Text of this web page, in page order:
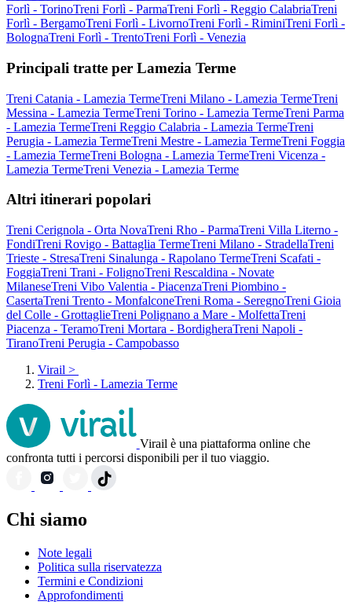
Forlì - TorinoTreni Forlì - ParmaTreni Forlì - Reggio CalabriaTreni
Forlì - BergamoTreni Forlì - LivornoTreni Forlì - RiminiTreni Forlì -
BolognaTreni Forlì - TrentoTreni Forlì - Venezia
Principali tratte per Lamezia Terme
Treni Catania - Lamezia TermeTreni Milano - Lamezia TermeTreni
Messina - Lamezia TermeTreni Torino - Lamezia TermeTreni Parma
- Lamezia TermeTreni Reggio Calabria - Lamezia TermeTreni
Perugia - Lamezia TermeTreni Mestre - Lamezia TermeTreni Foggia
- Lamezia TermeTreni Bologna - Lamezia TermeTreni Vicenza -
Lamezia TermeTreni Venezia - Lamezia Terme
Altri itinerari popolari
Treni Cerignola - Orta NovaTreni Rho - ParmaTreni Villa Literno -
FondiTreni Rovigo - Battaglia TermeTreni Milano - StradellaTreni
Trieste - StresaTreni Sinalunga - Rapolano TermeTreni Scafati -
FoggiaTreni Trani - FolignoTreni Rescaldina - Novate
MilaneseTreni Vibo Valentia - PiacenzaTreni Piombino -
CasertaTreni Trento - MonfalconeTreni Roma - SeregnoTreni Gioia
del Colle - GrottaglieTreni Polignano a Mare - MolfettaTreni
Piacenza - TeramoTreni Mortara - BordigheraTreni Napoli -
TiranoTreni Perugia - Campobasso
Virail >
Treni Forlì - Lamezia Terme
Virail è una piattaforma online che
confronta tutti i percorsi disponibili per il tuo viaggio.
Chi siamo
Note legali
Politica sulla riservatezza
Termini e Condizioni
Approfondimenti